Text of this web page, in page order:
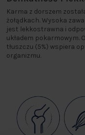
Karma z dorszem
żołądkach. Wysoka
jest lekkostrawna i
układem pokarmowym.
tłuszczu (5%) wspiera
organizmu.